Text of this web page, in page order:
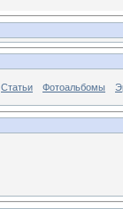
Статьи Фотоальбомы